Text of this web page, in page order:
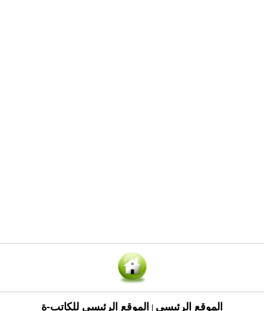
الموقع الرئيسي الموقع الرئيسي للكاتب-ة